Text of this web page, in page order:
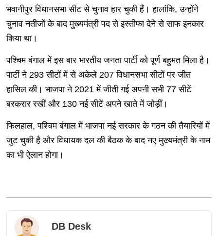
भवानीपुर विधानसभा सीट से चुनाव हार चुकी हैं। हालांकि, उन्होंने
चुनाव नतीजों के बाद मुख्यमंत्री पद से इस्तीफा देने से साफ इनकार
किया था।
पश्चिम बंगाल में इस बार भारतीय जनता पार्टी को पूर्ण बहुमत मिला है।
पार्टी ने 293 सीटों में से अकेले 207 विधानसभा सीटों पर जीत
हासिल की। भाजपा ने 2021 में जीती गई अपनी सभी 77 सीटें
बरकरार रखीं और 130 नई सीटें अपने खाते में जोड़ीं।
फिलहाल, पश्चिम बंगाल में भाजपा नई सरकार के गठन की तैयारियों में
जुट चुकी है और विधायक दल की बैठक के बाद नए मुख्यमंत्री के नाम
का भी ऐलान होगा।
DB Desk